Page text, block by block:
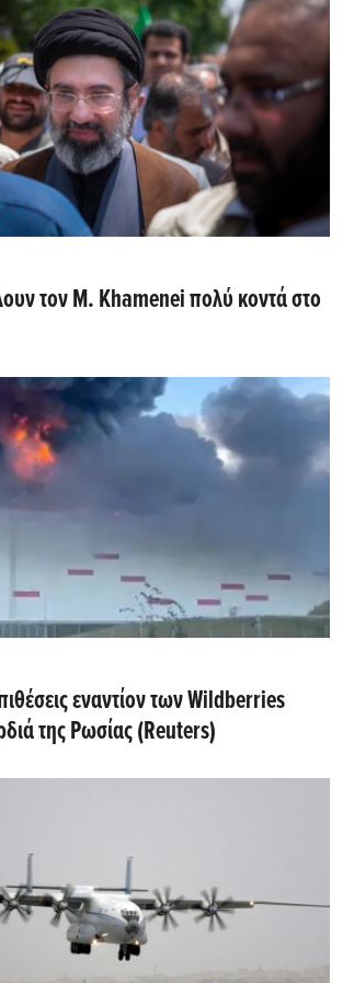
τον Μ. Khamenei πολύ κοντά στο
εναντίον των Wildberries
της Ρωσίας (Reuters)